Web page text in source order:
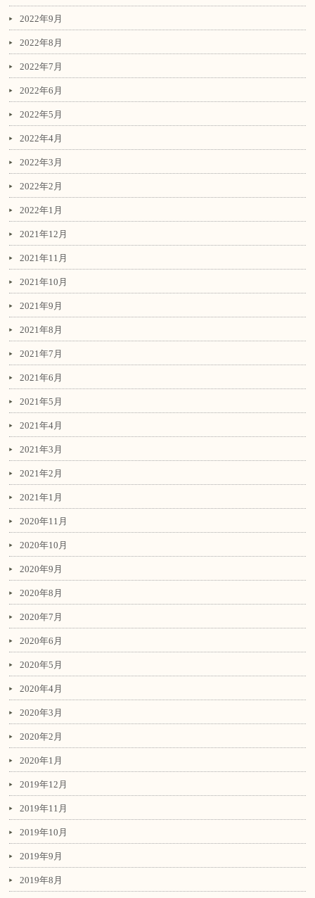
2022年9月
2022年8月
2022年7月
2022年6月
2022年5月
2022年4月
2022年3月
2022年2月
2022年1月
2021年12月
2021年11月
2021年10月
2021年9月
2021年8月
2021年7月
2021年6月
2021年5月
2021年4月
2021年3月
2021年2月
2021年1月
2020年11月
2020年10月
2020年9月
2020年8月
2020年7月
2020年6月
2020年5月
2020年4月
2020年3月
2020年2月
2020年1月
2019年12月
2019年11月
2019年10月
2019年9月
2019年8月